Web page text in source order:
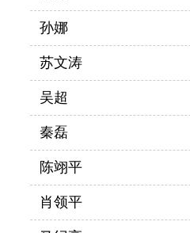
孙娜
苏文涛
吴超
秦磊
陈翊平
肖领平